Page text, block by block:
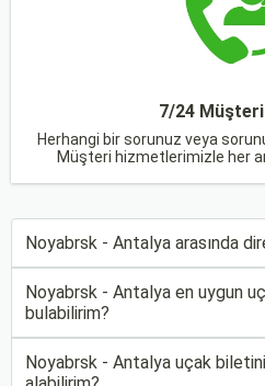
7/24
Herhangi bir sorunuz veya
Müşteri hizmetlerimizle her
Noyabrsk - Antalya arasında
Noyabrsk - Antalya en uygun
bulabilirim?
Noyabrsk - Antalya uçak